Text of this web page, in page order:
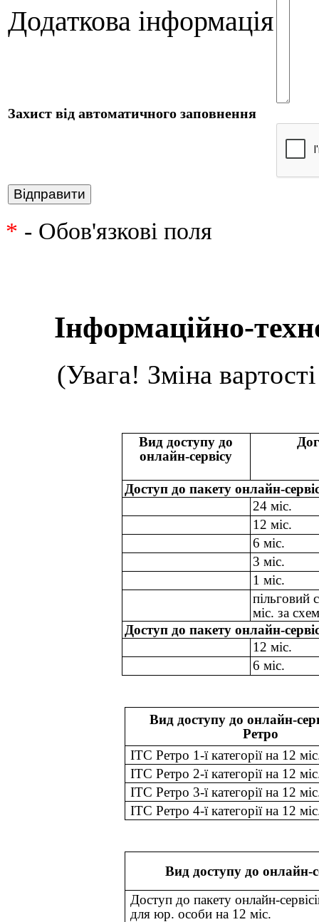
Додаткова інформація
Захист від автоматичного заповнення
* - Обов'язкові поля
Інформаційно-
(Увага! Зміна
Вид доступу до
онлайн-сервісу
Доступ до пакету онлайн-
24 міс.
12 міс.
6 міс.
3 міс.
1 міс.
пільговий
міс. за
Доступ до пакету онлайн-
12 міс.
6 міс.
Вид доступу до онлайн-
Ретро
ІТС Ретро 1-ї категорії на 12
ІТС Ретро 2-ї категорії на 12
ІТС Ретро 3-ї категорії на 12
ІТС Ретро 4-ї категорії на 12
Вид доступу до онлайн-
Доступ до пакету онлайн-
для юр. особи на 12 міс.